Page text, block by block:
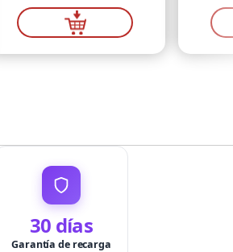
30 días
Garantía de recarga